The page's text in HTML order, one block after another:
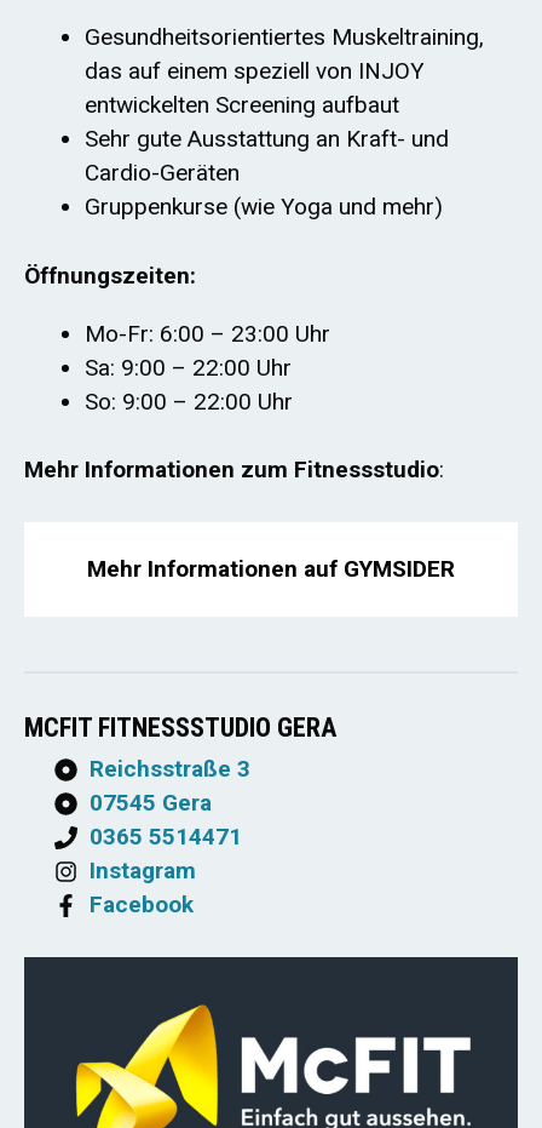
Gesundheitsorientiertes Muskeltraining,
das auf einem speziell von INJOY
entwickelten Screening aufbaut
Sehr gute Ausstattung an Kraft- und
Cardio-Geräten
Gruppenkurse (wie Yoga und mehr)
Öffnungszeiten:
Mo-Fr: 6:00 – 23:00 Uhr
Sa: 9:00 – 22:00 Uhr
So: 9:00 – 22:00 Uhr
Mehr Informationen zum Fitnessstudio:
Mehr Informationen auf GYMSIDER
MCFIT FITNESSSTUDIO GERA
Reichsstraße 3
07545 Gera
0365 5514471
Instagram
Facebook